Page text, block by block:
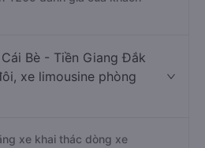
Bè - Tiền Giang Đắk
xe limousine phòng
xe khai thác dòng xe